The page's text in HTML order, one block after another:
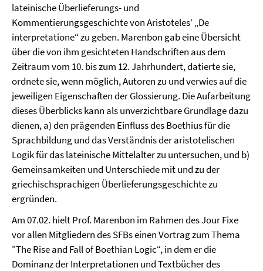
lateinische Überlieferungs- und
Kommentierungsgeschichte von Aristoteles’ „De
interpretatione“ zu geben. Marenbon gab eine Übersicht
über die von ihm gesichteten Handschriften aus dem
Zeitraum vom 10. bis zum 12. Jahrhundert, datierte sie,
ordnete sie, wenn möglich, Autoren zu und verwies auf die
jeweiligen Eigenschaften der Glossierung. Die Aufarbeitung
dieses Überblicks kann als unverzichtbare Grundlage dazu
dienen, a) den prägenden Einfluss des Boethius für die
Sprachbildung und das Verständnis der aristotelischen
Logik für das lateinische Mittelalter zu untersuchen, und b)
Gemeinsamkeiten und Unterschiede mit und zu der
griechischsprachigen Überlieferungsgeschichte zu
ergründen.
Am 07.02. hielt Prof. Marenbon im Rahmen des Jour Fixe
vor allen Mitgliedern des SFBs einen Vortrag zum Thema
"The Rise and Fall of Boethian Logic“, in dem er die
Dominanz der Interpretationen und Textbücher des